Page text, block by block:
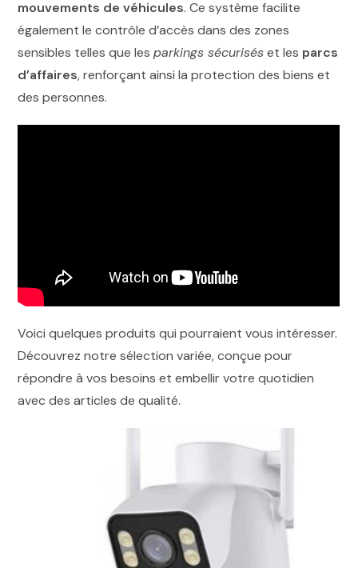
mouvements de véhicules. Ce système facilite
également le contrôle d’accès dans des zones
sensibles telles que lesparkings sécuriséset les parcs
d’affaires, renforçant ainsi la protection des biens et
des personnes.
Voici quelques produits qui pourraient vous intéresser.
Découvrez notre sélection variée, conçue pour
répondre à vos besoins et embellir votre quotidien
avec des articles de qualité.